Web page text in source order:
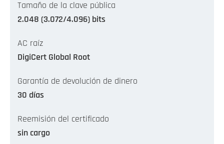
Tamaño de la clave pública
2.048 (3.072/4.096) bits
AC raíz
DigiCert Global Root
Garantía de devolución de dinero
30 días
Reemisión del certificado
sin cargo